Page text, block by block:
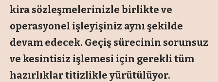
kira sözleşmelerinizle birlikte ve
operasyonel işleyişiniz aynı şekilde
devam edecek. Geçiş sürecinin sorunsuz
ve kesintisiz işlemesi için gerekli tüm
hazırlıklar titizlikle yürütülüyor.